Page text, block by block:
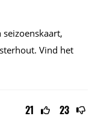
Vind het
21 23